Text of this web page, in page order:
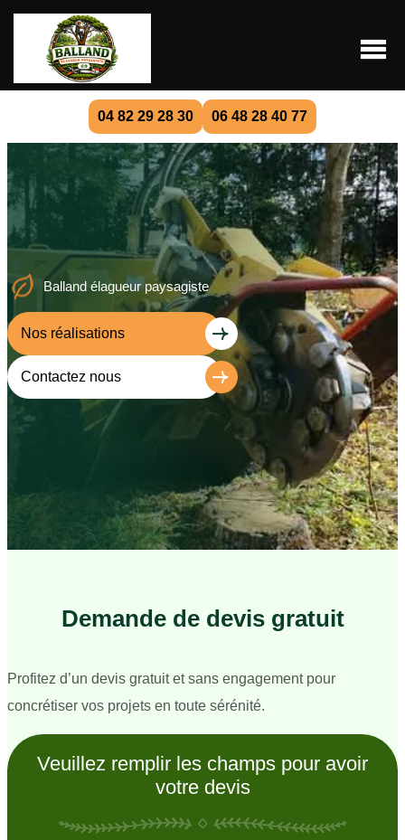
04 82 29 28 30 06 48 28 40 77
Balland élagueur paysagiste
Nos réalisations
Contactez nous
Demande de devis gratuit
Profitez d’un devis gratuit et sans engagement pour
concrétiser vos projets en toute sérénité.
Veuillez remplir les champs pour avoir
votre devis